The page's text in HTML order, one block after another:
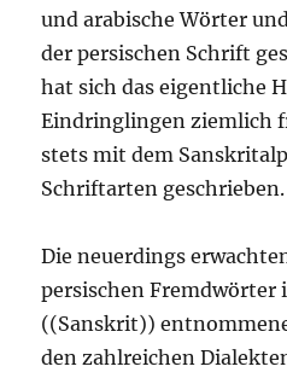
und arabische Wörter
der persischen Schrift
hat sich das eigentliche
Eindringlingen ziemlich
stets mit dem
Schriftarten geschrieben.
Die neuerdings
persischen Fremdwörter
((Sanskrit))
den zahlreichen